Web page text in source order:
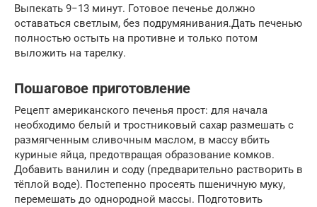
Выпекать 9−13 минут. Готовое печенье должно
оставаться светлым, без подрумянивания.Дать печенью
полностью остыть на противне и только потом
выложить на тарелку.
Пошаговое приготовление
Рецепт американского печенья прост: для начала
необходимо белый и тростниковый сахар размешать с
размягченным сливочным маслом, в массу вбить
куриные яйца, предотвращая образование комков.
Добавить ванилин и соду (предварительно растворить в
тёплой воде). Постепенно просеять пшеничную муку,
перемешать до однородной массы. Подготовить